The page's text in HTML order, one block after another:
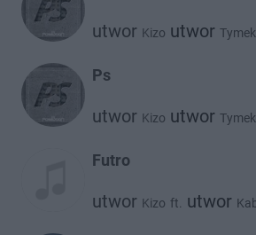
utwor Kizo utwor Tymek
Ps
utwor Kizo utwor Tymek
Futro
utwor Kizo ft. utwor